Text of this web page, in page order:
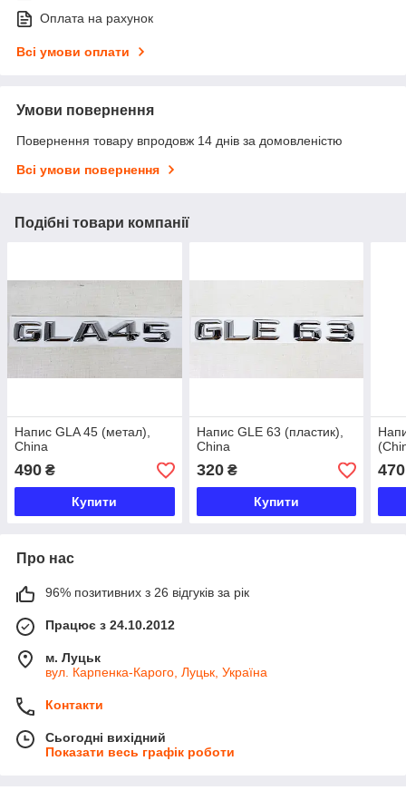
Оплата на рахунок
Всі умови оплати
Умови повернення
Повернення товару впродовж 14 днів за домовленістю
Всі умови повернення
Подібні товари компанії
Напис GLA 45 (метал),
China
490 ₴
Купити
Напис GLE 63 (пластик),
China
320₴
Купити
470
Про нас
96% позитивних з 26 відгуків за рік
Працює з 24.10.2012
м. Луцьк
вул. Карпенка-Карого, Луцьк, Україна
Контакти
Сьогодні вихідний
Показати весь графік роботи